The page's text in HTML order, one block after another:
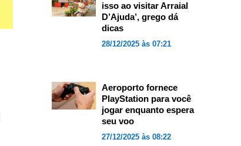
isso ao visitar Arraial
D’Ajuda’, grego dá
dicas
28/12/2025 às 07:21
Aeroporto fornece
PlayStation para você
jogar enquanto espera
seu voo
27/12/2025 às 08:22